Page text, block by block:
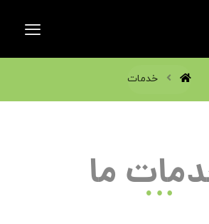
خدمات
ما